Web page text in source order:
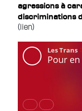
agressions à
discriminations
( lien)